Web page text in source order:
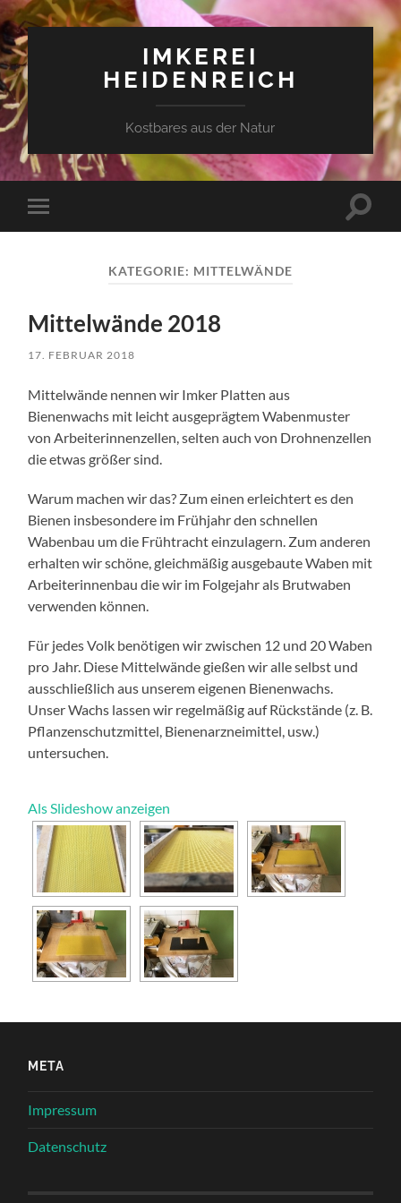
IMKEREI
HEIDENREICH
Kostbares aus der Natur
Mobile-
Menü
KATEGORIE: MITTELWÄNDE
Mittelwände 2018
17. FEBRUAR 2018
Mittelwände nennen wir Imker Platten aus
Bienenwachs mit leicht ausgeprägtem Wabenmuster
von Arbeiterinnenzellen, selten auch von Drohnenzellen
die etwas größer sind.
Warum machen wir das? Zum einen erleichtert es den
Bienen insbesondere im Frühjahr den schnellen
Wabenbau um die Frühtracht einzulagern. Zum anderen
erhalten wir schöne, gleichmäßig ausgebaute Waben mit
Arbeiterinnenbau die wir im Folgejahr als Brutwaben
verwenden können.
Für jedes Volk benötigen wir zwischen 12 und 20 Waben
pro Jahr. Diese Mittelwände gießen wir alle selbst und
ausschließlich aus unserem eigenen Bienenwachs.
Unser Wachs lassen wir regelmäßig auf Rückstände (z. B.
Pflanzenschutzmittel, Bienenarzneimittel, usw.)
untersuchen.
Als Slideshow anzeigen
META
Impressum
Datenschutz